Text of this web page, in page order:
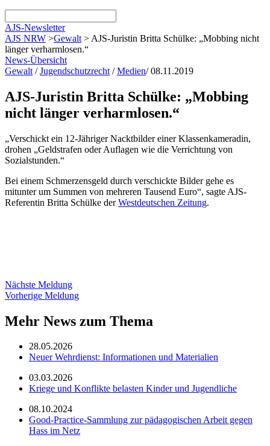
AJS-Newsletter
AJS NRW >Gewalt > AJS-Juristin Britta Schülke: „Mobbing nicht
länger verharmlosen.“
News-Übersicht
Gewalt /Jugendschutzrecht /Medien/08.11.2019
AJS-Juristin Britta Schülke: „Mobbing
nicht länger verharmlosen.“
„Verschickt ein 12-Jähriger Nacktbilder einer Klassenkameradin,
drohen „Geldstrafen oder Auflagen wie die Verrichtung von
Sozialstunden.“
Bei einem Schmerzensgeld durch verschickte Bilder gehe es
mitunter um Summen von mehreren Tausend Euro“, sagte AJS-
Referentin Britta Schülke derWestdeutschen Zeitung.
Nächste Meldung
Vorherige Meldung
Mehr News zum Thema
28.05.2026
Neuer Wehrdienst: Informationen und Materialien
03.03.2026
Kriege und Konflikte belasten Kinder und Jugendliche
08.10.2024
Good-Practice-Sammlung zur pädagogischen Arbeit gegen
Hass im Netz